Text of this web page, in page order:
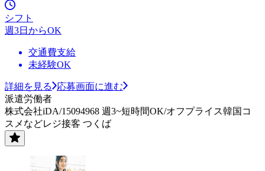
シフト
週3日からOK
交通費支給
未経験OK
詳細を見る
応募画面に進む
派遣労働者
株式会社iDA/15094968 週3~短時間OK/オフプライス韓国コ
スメなどレジ接客 つくば